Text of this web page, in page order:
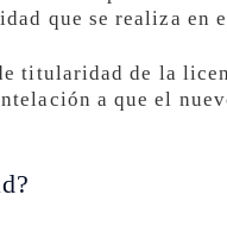
que se realiza en
titularidad de la
a que el